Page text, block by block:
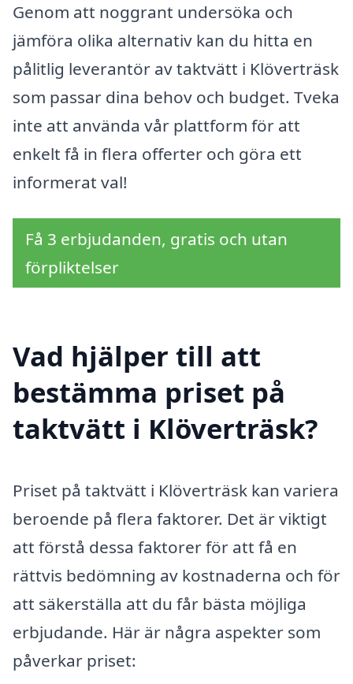
Genom att noggrant undersöka och
jämföra olika alternativ kan du hitta en
pålitlig leverantör av taktvätt i Klöverträsk
som passar dina behov och budget. Tveka
inte att använda vår plattform för att
enkelt få in flera offerter och göra ett
informerat val!
Få 3 erbjudanden, gratis och utan
förpliktelser
Vad hjälper till att
bestämma priset på
taktvätt i Klöverträsk?
Priset på taktvätt i Klöverträsk kan variera
beroende på flera faktorer. Det är viktigt
att förstå dessa faktorer för att få en
rättvis bedömning av kostnaderna och för
att säkerställa att du får bästa möjliga
erbjudande. Här är några aspekter som
påverkar priset: